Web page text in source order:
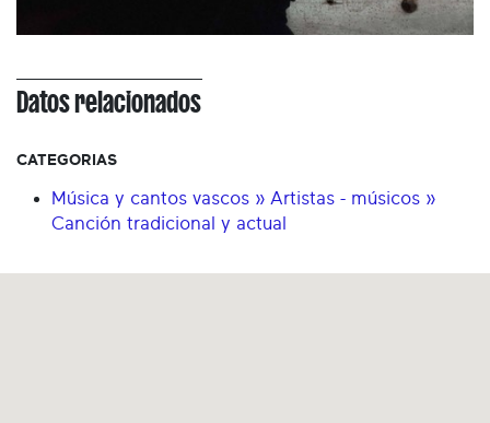
Datos relacionados
CATEGORIAS
Música y cantos vascos » Artistas - músicos »
Canción tradicional y actual